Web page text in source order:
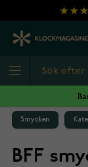
Hoppa till innehållet
Smycken
BFF